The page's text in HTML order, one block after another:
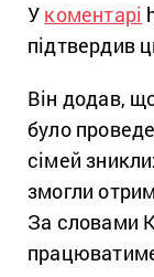
У коментарі
підтвердив
Він додав,
було
сімей
змогли
За словами